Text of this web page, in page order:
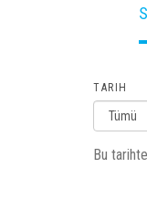
TARIH
Bu